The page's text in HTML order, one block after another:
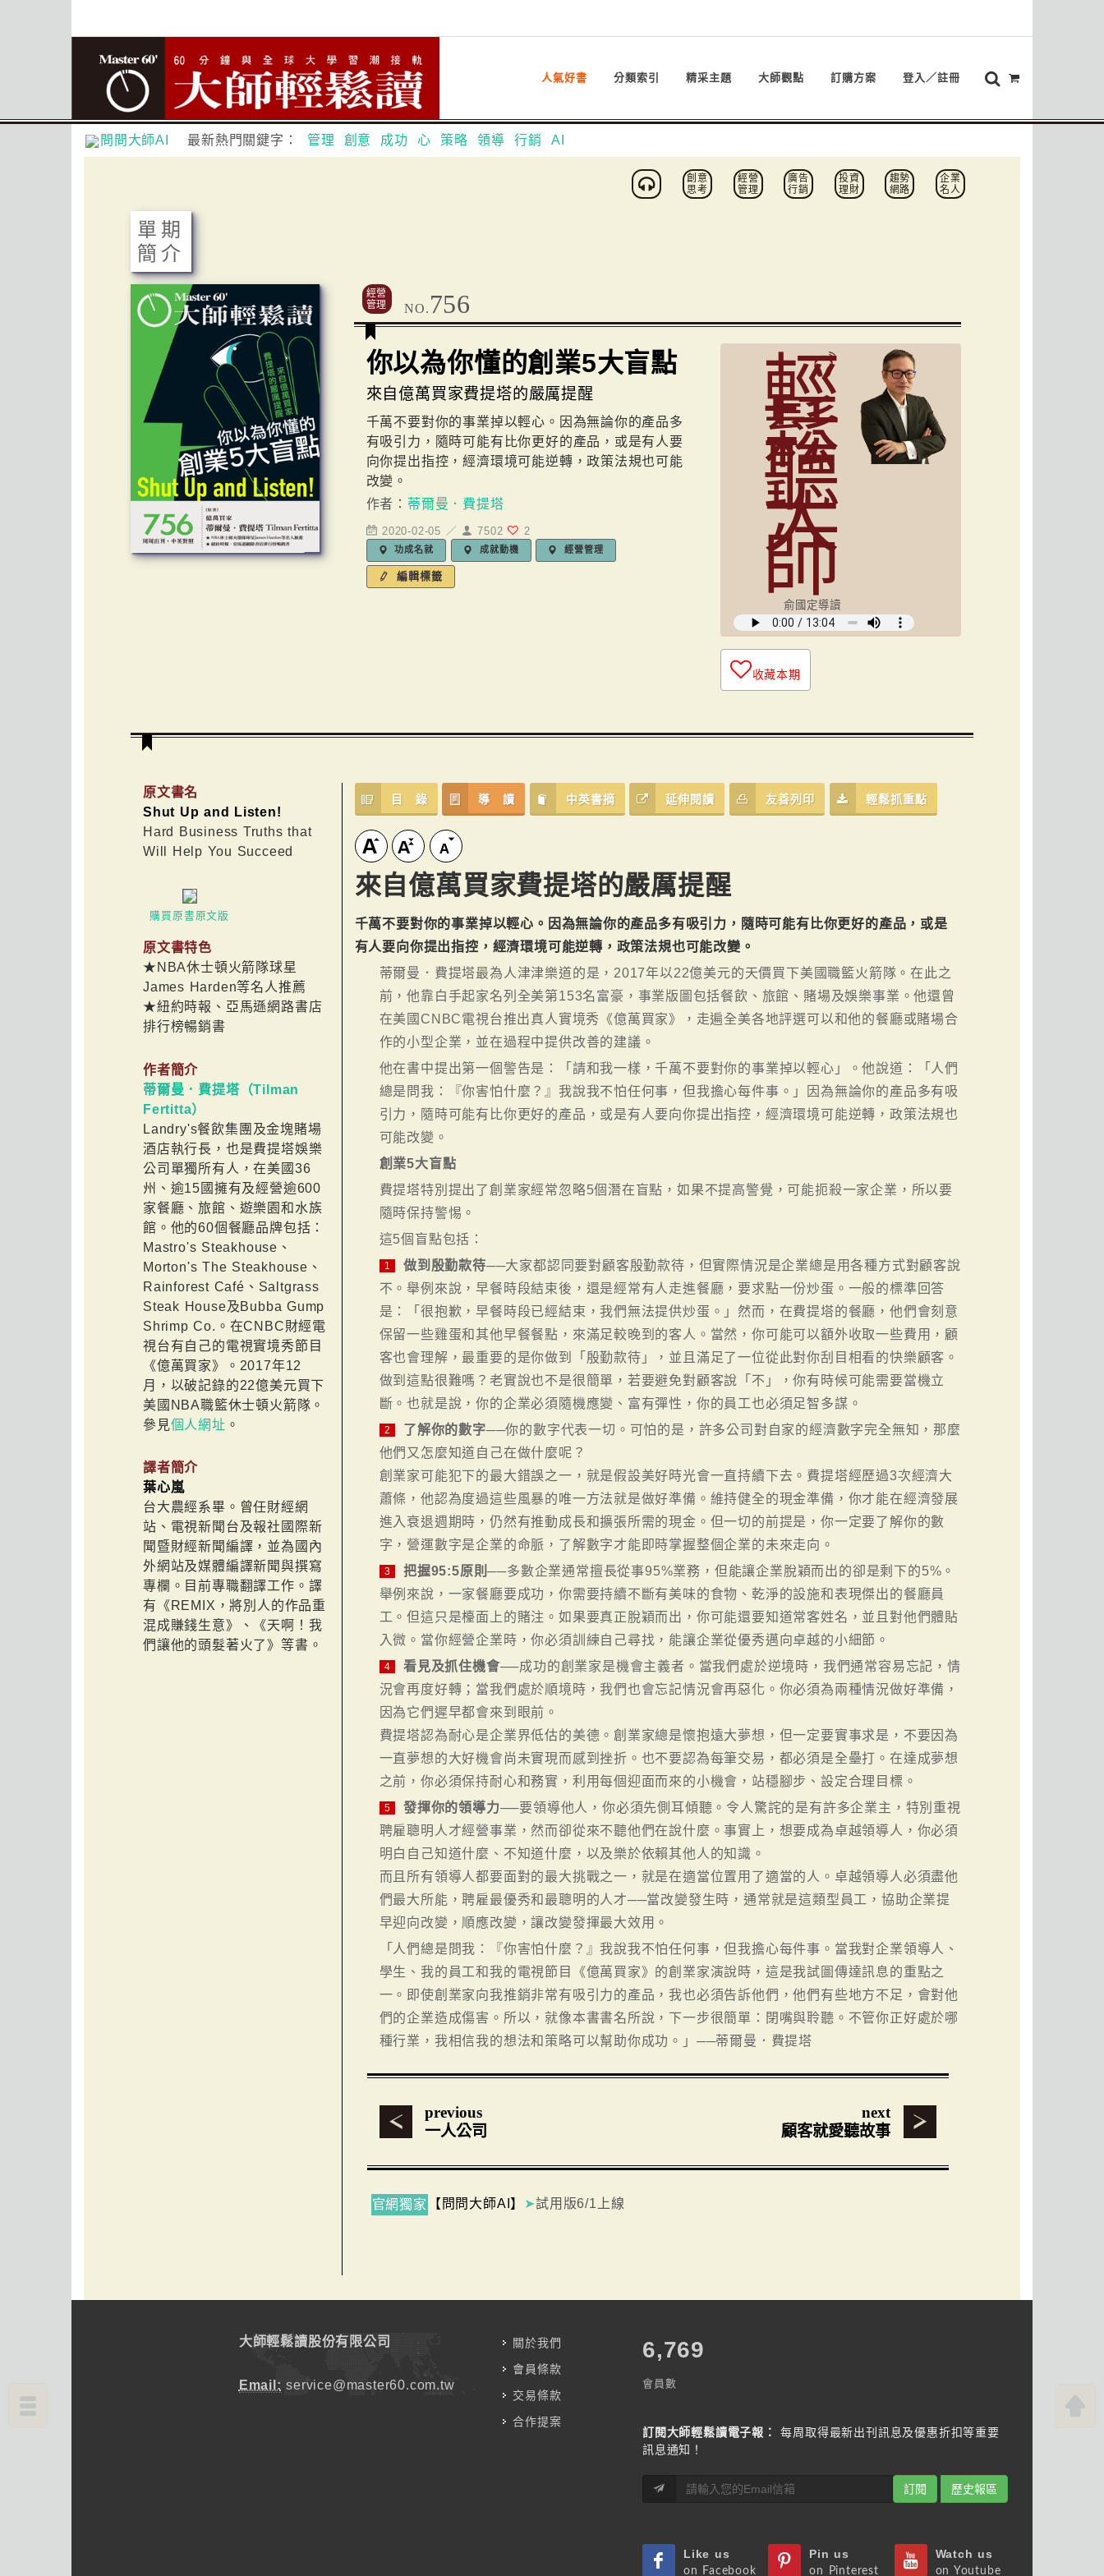
人氣好書 分類索引 精采主題 大師觀點 訂購方案 登入／註冊
問問大師AI 最新熱門關鍵字： 管理 創意 成功 心 策略 領導 行銷 AI
創意
思考
經營
管理
廣告
行銷
投資
理財
趨勢
網路
企業
名人
單期
簡介
經營
管理
NO. 756
你以為你懂的創業5大盲點
來自億萬買家費提塔的嚴厲提醒
千萬不要對你的事業掉以輕心。因為無論你的產品多
有吸引力，隨時可能有比你更好的產品，或是有人要
向你提出指控，經濟環境可能逆轉，政策法規也可能
改變。
作者： 蒂爾曼．費提塔
2020-02-05 ／ 7502 2
功成名就 成就動機 經營管理
編輯標籤
輕
鬆
聽
大
師
俞國定導讀
收藏本期
原文書名
Shut Up and Listen!
Hard Business Truths that
Will Help You Succeed
購買原書原文版
原文書特色
★NBA休士頓火箭隊球星
James Harden等名人推薦
★紐約時報、亞馬遜網路書店
排行榜暢銷書
作者簡介
蒂爾曼．費提塔（Tilman
Fertitta）
Landry's餐飲集團及金塊賭場
酒店執行長，也是費提塔娛樂
公司單獨所有人，在美國36
州、逾15國擁有及經營逾600
家餐廳、旅館、遊樂園和水族
館。他的60個餐廳品牌包括：
Mastro's Steakhouse、
Morton's The Steakhouse、
Rainforest Café、Saltgrass
Steak House及Bubba Gump
Shrimp Co.。在CNBC財經電
視台有自己的電視實境秀節目
《億萬買家》。2017年12
月，以破記錄的22億美元買下
美國NBA職籃休士頓火箭隊。
參見個人網址 。
譯者簡介
葉心嵐
台大農經系畢。曾任財經網
站、電視新聞台及報社國際新
聞暨財經新聞編譯，並為國內
外網站及媒體編譯新聞與撰寫
專欄。目前專職翻譯工作。譯
有《REMIX，將別人的作品重
混成賺錢生意》、《天啊！我
們讓他的頭髮著火了》等書。
目 錄 導 讀 中英書摘 延伸閱讀 友善列印 輕鬆抓重點
來自億萬買家費提塔的嚴厲提醒
千萬不要對你的事業掉以輕心。因為無論你的產品多有吸引力，隨時可能有比你更好的產品，或是
有人要向你提出指控，經濟環境可能逆轉，政策法規也可能改變。
蒂爾曼．費提塔最為人津津樂道的是，2017年以22億美元的天價買下美國職籃火箭隊。在此之
前，他靠白手起家名列全美第153名富豪，事業版圖包括餐飲、旅館、賭場及娛樂事業。他還曾
在美國CNBC電視台推出真人實境秀《億萬買家》，走遍全美各地評選可以和他的餐廳或賭場合
作的小型企業，並在過程中提供改善的建議。
他在書中提出第一個警告是：「請和我一樣，千萬不要對你的事業掉以輕心」。他說道：「人們
總是問我：『你害怕什麼？』我說我不怕任何事，但我擔心每件事。」因為無論你的產品多有吸
引力，隨時可能有比你更好的產品，或是有人要向你提出指控，經濟環境可能逆轉，政策法規也
可能改變。
創業5大盲點
費提塔特別提出了創業家經常忽略5個潛在盲點，如果不提高警覺，可能扼殺一家企業，所以要
隨時保持警惕。
這5個盲點包括：
1 做到殷勤款待──大家都認同要對顧客殷勤款待，但實際情況是企業總是用各種方式對顧客說
不。舉例來說，早餐時段結束後，還是經常有人走進餐廳，要求點一份炒蛋。一般的標準回答
是：「很抱歉，早餐時段已經結束，我們無法提供炒蛋。」然而，在費提塔的餐廳，他們會刻意
保留一些雞蛋和其他早餐餐點，來滿足較晚到的客人。當然，你可能可以額外收取一些費用，顧
客也會理解，最重要的是你做到「殷勤款待」，並且滿足了一位從此對你刮目相看的快樂顧客。
做到這點很難嗎？老實說也不是很簡單，若要避免對顧客說「不」，你有時候可能需要當機立
斷。也就是說，你的企業必須隨機應變、富有彈性，你的員工也必須足智多謀。
2 了解你的數字──你的數字代表一切。可怕的是，許多公司對自家的經濟數字完全無知，那麼
他們又怎麼知道自己在做什麼呢？
創業家可能犯下的最大錯誤之一，就是假設美好時光會一直持續下去。費提塔經歷過3次經濟大
蕭條，他認為度過這些風暴的唯一方法就是做好準備。維持健全的現金準備，你才能在經濟發展
進入衰退週期時，仍然有推動成長和擴張所需的現金。但一切的前提是，你一定要了解你的數
字，營運數字是企業的命脈，了解數字才能即時掌握整個企業的未來走向。
3 把握95:5原則──多數企業通常擅長從事95%業務，但能讓企業脫穎而出的卻是剩下的5%。
舉例來說，一家餐廳要成功，你需要持續不斷有美味的食物、乾淨的設施和表現傑出的餐廳員
工。但這只是檯面上的賭注。如果要真正脫穎而出，你可能還要知道常客姓名，並且對他們體貼
入微。當你經營企業時，你必須訓練自己尋找，能讓企業從優秀邁向卓越的小細節。
4 看見及抓住機會──成功的創業家是機會主義者。當我們處於逆境時，我們通常容易忘記，情
況會再度好轉；當我們處於順境時，我們也會忘記情況會再惡化。你必須為兩種情況做好準備，
因為它們遲早都會來到眼前。
費提塔認為耐心是企業界低估的美德。創業家總是懷抱遠大夢想，但一定要實事求是，不要因為
一直夢想的大好機會尚未實現而感到挫折。也不要認為每筆交易，都必須是全壘打。在達成夢想
之前，你必須保持耐心和務實，利用每個迎面而來的小機會，站穩腳步、設定合理目標。
5 發揮你的領導力──要領導他人，你必須先側耳傾聽。令人驚詫的是有許多企業主，特別重視
聘雇聰明人才經營事業，然而卻從來不聽他們在說什麼。事實上，想要成為卓越領導人，你必須
明白自己知道什麼、不知道什麼，以及樂於依賴其他人的知識。
而且所有領導人都要面對的最大挑戰之一，就是在適當位置用了適當的人。卓越領導人必須盡他
們最大所能，聘雇最優秀和最聰明的人才──當改變發生時，通常就是這類型員工，協助企業提
早迎向改變，順應改變，讓改變發揮最大效用。
「人們總是問我：『你害怕什麼？』我說我不怕任何事，但我擔心每件事。當我對企業領導人、
學生、我的員工和我的電視節目《億萬買家》的創業家演說時，這是我試圖傳達訊息的重點之
一。即使創業家向我推銷非常有吸引力的產品，我也必須告訴他們，他們有些地方不足，會對他
們的企業造成傷害。所以，就像本書書名所說，下一步很簡單：閉嘴與聆聽。不管你正好處於哪
種行業，我相信我的想法和策略可以幫助你成功。」──蒂爾曼．費提塔
previous
一人公司
next
顧客就愛聽故事
官網獨家 【問問大師AI】 ➤試用版6/1上線
大師輕鬆讀股份有限公司
Email: service@master60.com.tw
關於我們
會員條款
交易條款
合作提案
7,787
會員數
訂閱大師輕鬆讀電子報：
每周取得最新出刊訊息及優惠折扣等重要
訊息通知！
訂閱 歷史報區
Like us
on Facebook
Pin us
on Pinterest
Watch us
on Youtube